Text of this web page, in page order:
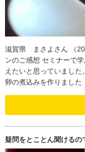
滋賀県 まさよさん （
ンのご感想 セミナーで
えたいと思っていまし
卵の煮込みを作りまし
疑問をとことん聞けるの